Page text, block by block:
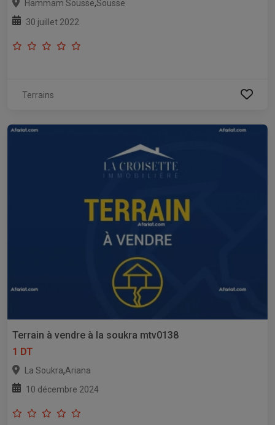
Hammam Sousse,Sousse
30 juillet 2022
Terrains
Terrain à vendre à la soukra mtv0138
1 DT
La Soukra,Ariana
10 décembre 2024